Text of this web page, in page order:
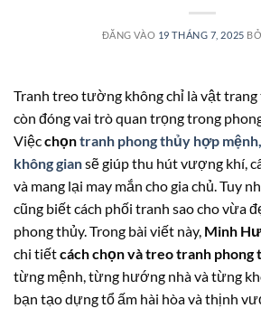
ĐĂNG VÀO 19 THÁNG 7, 2025
Tranh treo tường không chỉ là vật
còn đóng vai trò quan trọng trong
Việcchọntranh phong thủy hợp
không giansẽ giúp thu hút vượng khí,
và mang lại may mắn cho gia chủ. Tuy
cũng biết cách phối tranh sao cho vừa
phong thủy. Trong bài viết này, Minh
chi tiếtcách chọn và treo tranh phong
từng mệnh, từng hướng nhà và từng
bạn tạo dựng tổ ấm hài hòa và thịnh